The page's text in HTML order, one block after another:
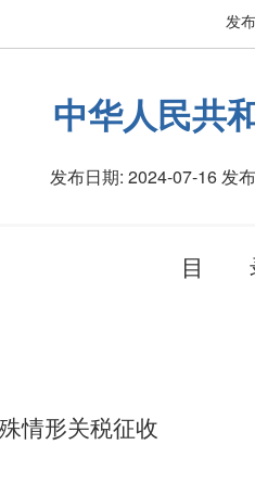
发
中华人民共
发布日期: 2024-07-16发
目
情形关税征收